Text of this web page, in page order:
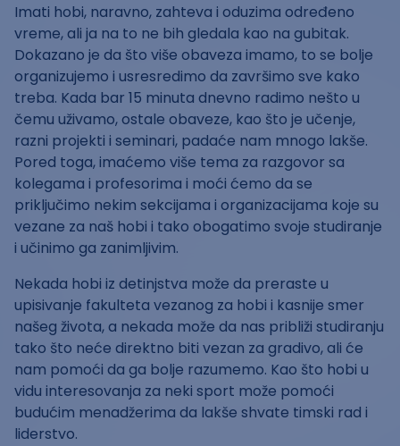
Imati hobi, naravno, zahteva i oduzima određeno
vreme, ali ja na to ne bih gledala kao na gubitak.
Dokazano je da što više obaveza imamo, to se bolje
organizujemo i usresredimo da završimo sve kako
treba. Kada bar 15 minuta dnevno radimo nešto u
čemu uživamo, ostale obaveze, kao što je učenje,
razni projekti i seminari, padaće nam mnogo lakše.
Pored toga, imaćemo više tema za razgovor sa
kolegama i profesorima i moći ćemo da se
priključimo nekim sekcijama i organizacijama koje su
vezane za naš hobi i tako obogatimo svoje studiranje
i učinimo ga zanimljivim.
Nekada hobi iz detinjstva može da preraste u
upisivanje fakulteta vezanog za hobi i kasnije smer
našeg života, a nekada može da nas približi studiranju
tako što neće direktno biti vezan za gradivo, ali će
nam pomoći da ga bolje razumemo. Kao što hobi u
vidu interesovanja za neki sport može pomoći
budućim menadžerima da lakše shvate timski rad i
liderstvo.